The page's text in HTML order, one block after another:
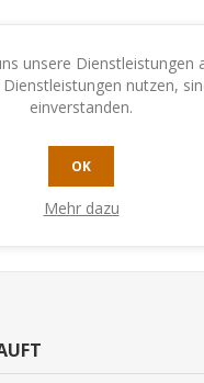
Mysterien. Um Licht ins
eurem Handeln wird
18:00 Uhr."
unsere Dienstleistungen
nutzen,
einverstanden.
OK
Mehr dazu